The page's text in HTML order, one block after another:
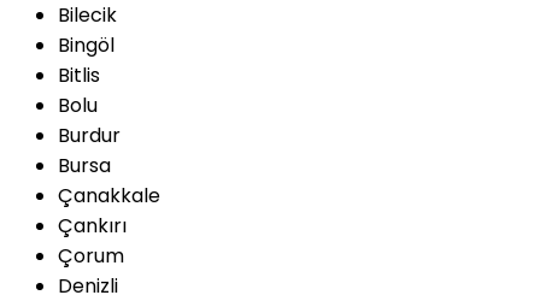
Bilecik
Bingöl
Bitlis
Bolu
Burdur
Bursa
Çanakkale
Çankırı
Çorum
Denizli